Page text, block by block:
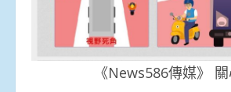
《News586傳媒》